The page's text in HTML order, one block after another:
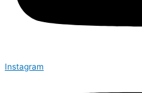
Instagram